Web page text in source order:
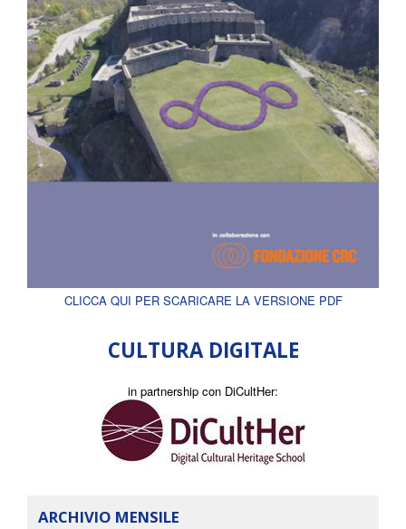
CLICCA QUI PER SCARICARE LA VERSIONE PDF
CULTURA DIGITALE
in partnership con DiCultHer:
ARCHIVIO MENSILE